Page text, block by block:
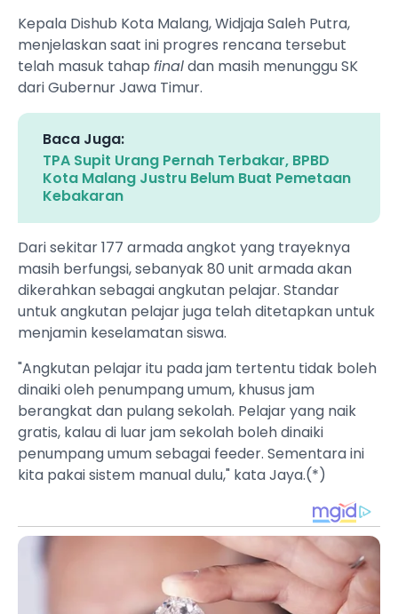
Kepala Dishub Kota Malang, Widjaja Saleh Putra,
menjelaskan saat ini progres rencana tersebut
telah masuk tahap finaldan masih menunggu SK
dari Gubernur Jawa Timur.
Baca Juga:
TPA Supit Urang Pernah Terbakar, BPBD
Kota Malang Justru Belum Buat Pemetaan
Kebakaran
Dari sekitar 177 armada angkot yang trayeknya
masih berfungsi, sebanyak 80 unit armada akan
dikerahkan sebagai angkutan pelajar. Standar
untuk angkutan pelajar juga telah ditetapkan untuk
menjamin keselamatan siswa.
"Angkutan pelajar itu pada jam tertentu tidak boleh
dinaiki oleh penumpang umum, khusus jam
berangkat dan pulang sekolah. Pelajar yang naik
gratis, kalau di luar jam sekolah boleh dinaiki
penumpang umum sebagai feeder. Sementara ini
kita pakai sistem manual dulu," kata Jaya.(*)